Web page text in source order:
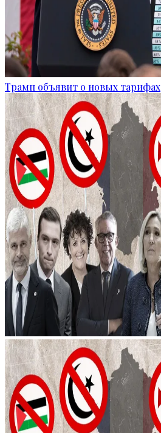
Трамп объявит о новых тарифах